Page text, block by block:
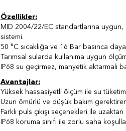
Özellikler:
MID 2004/22/EC standartlarına
sistemi.
50 °C sıcaklığa ve 16 Bar basınca
Tarımsal sularda kullanıma uygun
IP68 su geçirmez, manyetik aktarmalı
Avantajlar:
Yüksek hassasiyetli ölçüm ile su
Uzun ömürlü ve düşük bakım gerektiren
Farklı puls çıkışı seçenekleri ile
IP68 koruma sınıfı ile zorlu saha